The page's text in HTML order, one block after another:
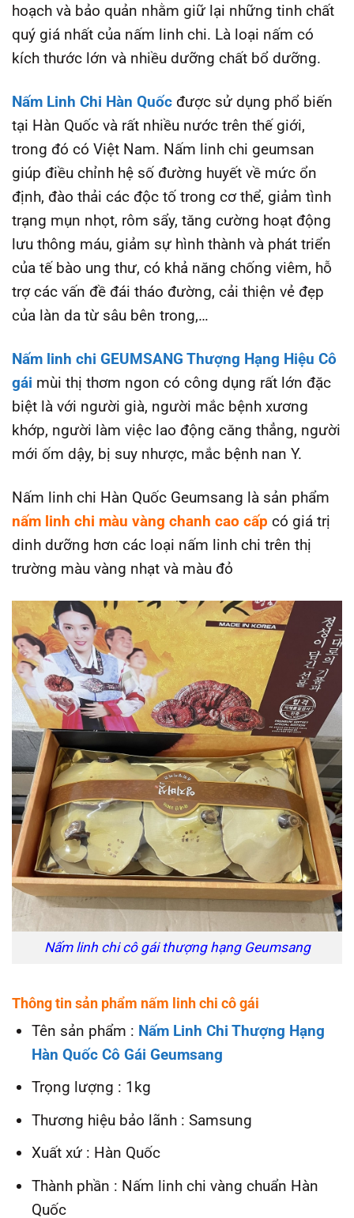
hoạch và bảo quản nhằm giữ lại những tinh chất
quý giá nhất của nấm linh chi. Là loại nấm có
kích thước lớn và nhiều dưỡng chất bổ dưỡng.
Nấm Linh Chi Hàn Quốc được sử dụng phổ biến
tại Hàn Quốc và rất nhiều nước trên thế giới,
trong đó có Việt Nam. Nấm linh chi geumsan
giúp điều chỉnh hệ số đường huyết về mức ổn
định, đào thải các độc tố trong cơ thể, giảm tình
trạng mụn nhọt, rôm sẩy, tăng cường hoạt động
lưu thông máu, giảm sự hình thành và phát triển
của tế bào ung thư, có khả năng chống viêm, hỗ
trợ các vấn đề đái tháo đường, cải thiện vẻ đẹp
của làn da từ sâu bên trong,…
Nấm linh chi GEUMSANG Thượng Hạng Hiệu Cô
gái mùi thị thơm ngon có công dụng rất lớn đặc
biệt là với người già, người mắc bệnh xương
khớp, người làm việc lao động căng thẳng, người
mới ốm dậy, bị suy nhược, mắc bệnh nan Y.
Nấm linh chi Hàn Quốc Geumsang là sản phẩm
nấm linh chi màu vàng chanh cao cấp có giá trị
dinh dưỡng hơn các loại nấm linh chi trên thị
trường màu vàng nhạt và màu đỏ
Nấm linh chi cô gái thượng hạng Geumsang
Thông tin sản phẩm nấm linh chi cô gái
Tên sản phẩm : Nấm Linh Chi Thượng Hạng
Hàn Quốc Cô Gái Geumsang
Trọng lượng : 1kg
Thương hiệu bảo lãnh : Samsung
Xuất xứ : Hàn Quốc
Thành phần : Nấm linh chi vàng chuẩn Hàn
Quốc